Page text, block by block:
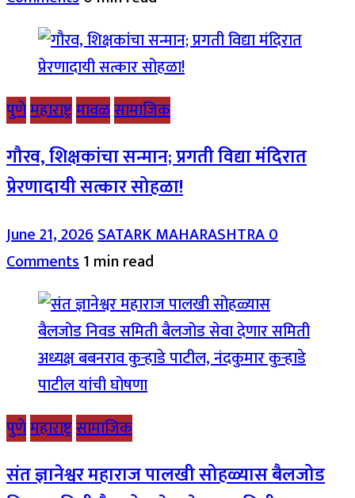
पुणेमहाराष्ट्रमावळसामाजिक
गौरव, शिक्षकांचा सन्मान; प्रगती विद्या मंदिरात
प्रेरणादायी सत्कार सोहळा!
June 21, 2026SATARK MAHARASHTRA0
Comments1 min read
पुणेमहाराष्ट्रसामाजिक
संत ज्ञानेश्वर महाराज पालखी सोहळ्यास बैलजोड